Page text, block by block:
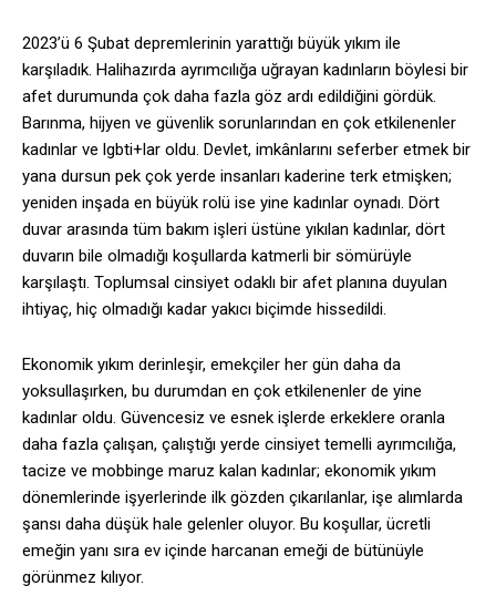
2023’ü 6 Şubat depremlerinin yarattığı büyük yıkım ile
karşıladık. Halihazırda ayrımcılığa uğrayan kadınların böylesi bir
afet durumunda çok daha fazla göz ardı edildiğini gördük.
Barınma, hijyen ve güvenlik sorunlarından en çok etkilenenler
kadınlar ve lgbti+lar oldu. Devlet, imkânlarını seferber etmek bir
yana dursun pek çok yerde insanları kaderine terk etmişken;
yeniden inşada en büyük rolü ise yine kadınlar oynadı. Dört
duvar arasında tüm bakım işleri üstüne yıkılan kadınlar, dört
duvarın bile olmadığı koşullarda katmerli bir sömürüyle
karşılaştı. Toplumsal cinsiyet odaklı bir afet planına duyulan
ihtiyaç, hiç olmadığı kadar yakıcı biçimde hissedildi.
Ekonomik yıkım derinleşir, emekçiler her gün daha da
yoksullaşırken, bu durumdan en çok etkilenenler de yine
kadınlar oldu. Güvencesiz ve esnek işlerde erkeklere oranla
daha fazla çalışan, çalıştığı yerde cinsiyet temelli ayrımcılığa,
tacize ve mobbinge maruz kalan kadınlar; ekonomik yıkım
dönemlerinde işyerlerinde ilk gözden çıkarılanlar, işe alımlarda
şansı daha düşük hale gelenler oluyor. Bu koşullar, ücretli
emeğin yanı sıra ev içinde harcanan emeği de bütünüyle
görünmez kılıyor.